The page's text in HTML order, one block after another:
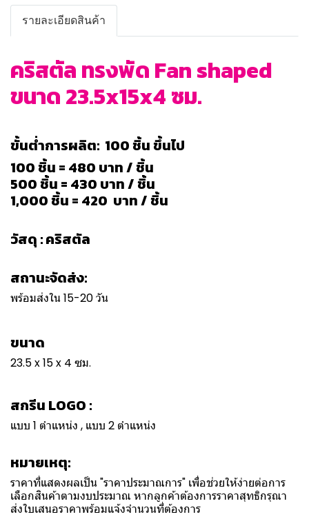
รายละเอียดสินค้า
คริสตัล ทรงพัด Fan shaped
ขนาด 23.5x15x4 ซม.
ขั้นต่ำการผลิต: 100 ชิ้น ขึ้นไป
100 ชิ้น = 480 บาท / ชิ้น
500 ชิ้น = 430 บาท / ชิ้น
1,000 ชิ้น = 420 บาท / ชิ้น
วัสดุ : คริสตัล
สถานะจัดส่ง:
พร้อมส่งใน 15-20 วัน
ขนาด
23.5 x 15 x 4 ซม.
สกรีน LOGO :
แบบ 1 ตำแหน่ง , แบบ 2 ตำแหน่ง
หมายเหตุ:
ราคาที่แสดงผลเป็น "ราคาประมาณการ" เพื่อช่วยให้ง่ายต่อการ
เลือกสินค้าตามงบประมาณ หากลูกค้าต้องการราคาสุทธิกรุณา
ส่งใบเสนอราคาพร้อมแจ้งจำนวนที่ต้องการ